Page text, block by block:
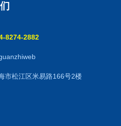
8274-2882
市松江区米易路166号2楼